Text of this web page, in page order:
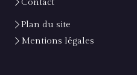
Contact
Plan du site
Mentions légales